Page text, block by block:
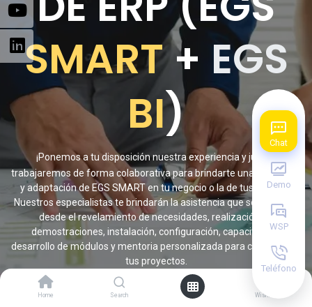
Home Search Wishlist
SMART+ EGS
BI)
¡Ponemos a tu disposición nuestra experiencia y juntos
trabajaremos de forma colaborativa para brindarte una asistencia
y adaptación de EGS SMART en tu negocio o la de tus clientes.
Nuestros especialistas te brindarán la asistencia que se necesite,
desde el revelamiento de necesidades, realización de
demostraciones, instalación, configuración, capacitación,
desarrollo de módulos y mentoria personalizada para cada uno de
tus proyectos.
Descubre más
Chat
Demo
WSP
Teléfono